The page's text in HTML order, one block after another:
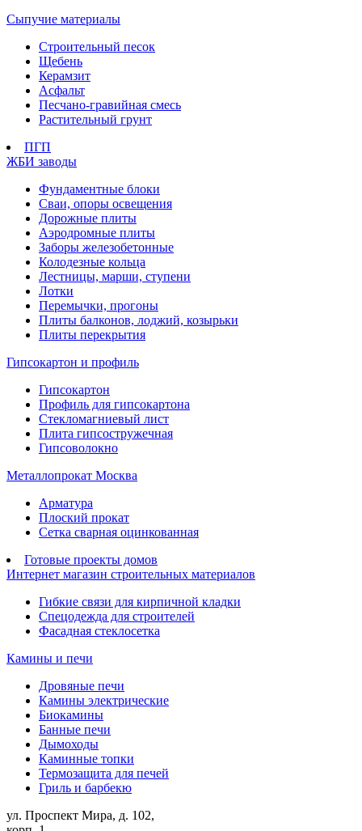
Сыпучие материалы
Строительный песок
Щебень
Керамзит
Асфальт
Песчано-гравийная смесь
Растительный грунт
ПГП
ЖБИ заводы
Фундаментные блоки
Сваи, опоры освещения
Дорожные плиты
Аэродромные плиты
Заборы железобетонные
Колодезные кольца
Лестницы, марши, ступени
Лотки
Перемычки, прогоны
Плиты балконов, лоджий, козырьки
Плиты перекрытия
Гипсокартон и профиль
Гипсокартон
Профиль для гипсокартона
Стекломагниевый лист
Плита гипсостружечная
Гипсоволокно
Металлопрокат Москва
Арматура
Плоский прокат
Сетка сварная оцинкованная
Готовые проекты домов
Интернет магазин строительных материалов
Гибкие связи для кирпичной кладки
Спецодежда для строителей
Фасадная стеклосетка
Камины и печи
Дровяные печи
Камины электрические
Биокамины
Банные печи
Дымоходы
Каминные топки
Термозащита для печей
Гриль и барбекю
ул. Проспект Мира, д. 102,